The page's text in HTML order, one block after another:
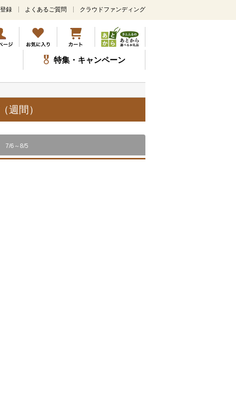
メ
ン
コ
ン
テ
ツ
ッ
プ
録 よくあるご質問 クラウドファンディング
特集・キャンペーン
週間）
7/6～8/5